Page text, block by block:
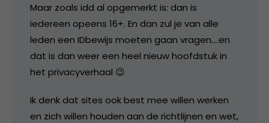
Maar zoals idd al opgemerkt is: dan is
iedereen opeens 16+. En dan zul je van alle
leden een IDbewijs moeten gaan vragen….en
dat is dan weer een heel nieuw hoofdstuk in
het privacyverhaal 😉
Ik denk dat sites ook best mee willen werken
en zich willen houden aan de richtlijnen en wet,